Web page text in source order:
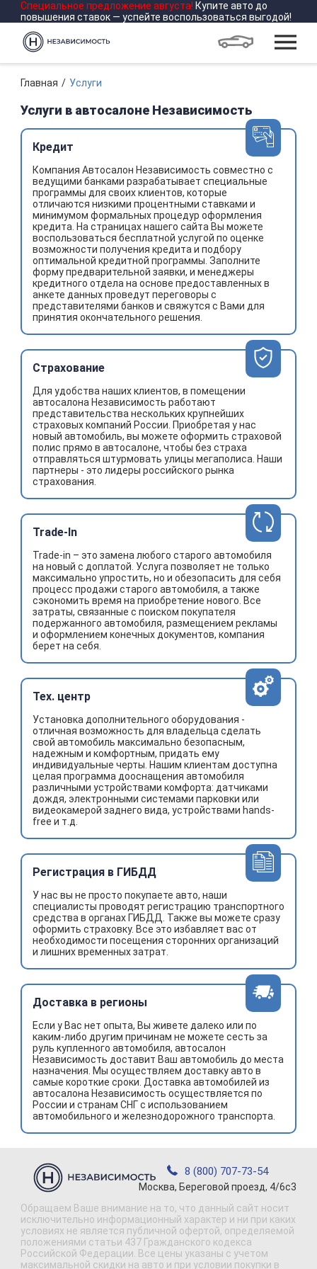
Специальное предложение августа! Купите авто до
повышения ставок — успейте воспользоваться выгодой!
Главная Услуги
Услуги в автосалоне Независимость
Кредит
Компания Автосалон Независимость совместно с
ведущими банками разрабатывает специальные
программы для своих клиентов, которые
отличаются низкими процентными ставками и
минимумом формальных процедур оформления
кредита. На страницах нашего сайта Вы можете
воспользоваться бесплатной услугой по оценке
возможности получения кредита и подбору
оптимальной кредитной программы. Заполните
форму предварительной заявки, и менеджеры
кредитного отдела на основе предоставленных в
анкете данных проведут переговоры с
представителями банков и свяжутся с Вами для
принятия окончательного решения.
Страхование
Для удобства наших клиентов, в помещении
автосалона Независимость работают
представительства нескольких крупнейших
страховых компаний России. Приобретая у нас
новый автомобиль, вы можете оформить страховой
полис прямо в автосалоне, чтобы без страха
отправляться штурмовать улицы мегаполиса. Наши
партнеры - это лидеры российского рынка
страхования.
Trade-In
Trade-in – это замена любого старого автомобиля
на новый с доплатой. Услуга позволяет не только
максимально упростить, но и обезопасить для себя
процесс продажи старого автомобиля, а также
сэкономить время на приобретение нового. Все
затраты, связанные с поиском покупателя
подержанного автомобиля, размещением рекламы
и оформлением конечных документов, компания
берет на себя.
Тех. центр
Установка дополнительного оборудования -
отличная возможность для владельца сделать
свой автомобиль максимально безопасным,
надежным и комфортным, придать ему
индивидуальные черты. Нашим клиентам доступна
целая программа дооснащения автомобиля
различными устройствами комфорта: датчиками
дождя, электронными системами парковки или
видеокамерой заднего вида, устройствами hands-
free и т.д.
Регистрация в ГИБДД
У нас вы не просто покупаете авто, наши
специалисты проводят регистрацию транспортного
средства в органах ГИБДД. Также вы можете сразу
оформить страховку. Все это избавляет вас от
необходимости посещения сторонних организаций
и лишних временных затрат.
Доставка в регионы
Если у Вас нет опыта, Вы живете далеко или по
каким-либо другим причинам не можете сесть за
руль купленного автомобиля, автосалон
Независимость доставит Ваш автомобиль до места
назначения. Мы осуществляем доставку авто в
самые короткие сроки. Доставка автомобилей из
автосалона Независимость осуществляется по
России и странам СНГ с использованием
автомобильного и железнодорожного транспорта.
8 (800) 707-73-54
Москва, Береговой проезд, 4/6с3
Обращаем Ваше внимание на то, что данный сайт носит
исключительно информационный характер и ни при каких
условиях не является публичной офертой, определяемой
положениями статьи 437 Гражданского кодекса
Российской Федерации. Все цены указаны с учетом
максимальной скидки на авто и при условии покупки в